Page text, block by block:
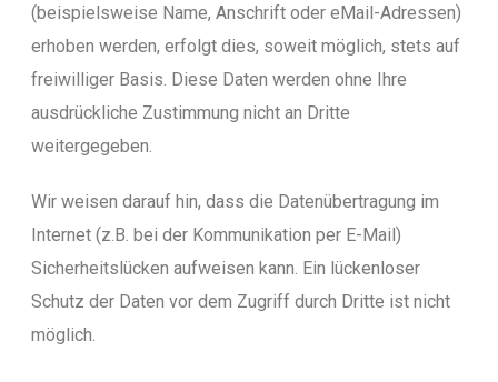
(beispielsweise Name, Anschrift oder eMail-Adressen)
erhoben werden, erfolgt dies, soweit möglich, stets auf
freiwilliger Basis. Diese Daten werden ohne Ihre
ausdrückliche Zustimmung nicht an Dritte
weitergegeben.
Wir weisen darauf hin, dass die Datenübertragung im
Internet (z.B. bei der Kommunikation per E-Mail)
Sicherheitslücken aufweisen kann. Ein lückenloser
Schutz der Daten vor dem Zugriff durch Dritte ist nicht
möglich.